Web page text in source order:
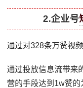
2.企业号
通过对328条万赞视
通过投放信息流带来
营的手段达到1w赞的